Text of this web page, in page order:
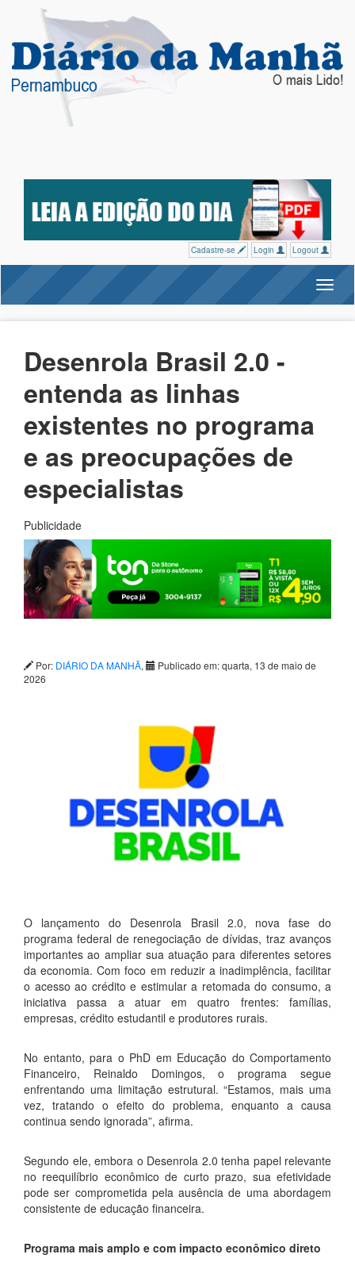
Cadastre-se Login Logout
Desenrola Brasil 2.0 -
entenda as linhas
existentes no programa
e as preocupações de
especialistas
Publicidade
Por: DIÁRIO DA MANHÃ,
Publicado em: quarta, 13 de maio de
2026
O lançamento do Desenrola Brasil 2.0, nova fase do
programa federal de renegociação de dívidas, traz avanços
importantes ao ampliar sua atuação para diferentes setores
da economia. Com foco em reduzir a inadimplência, facilitar
o acesso ao crédito e estimular a retomada do consumo, a
iniciativa passa a atuar em quatro frentes: famílias,
empresas, crédito estudantil e produtores rurais.
No entanto, para o PhD em Educação do Comportamento
Financeiro, Reinaldo Domingos, o programa segue
enfrentando uma limitação estrutural. “Estamos, mais uma
vez, tratando o efeito do problema, enquanto a causa
continua sendo ignorada”, afirma.
Segundo ele, embora o Desenrola 2.0 tenha papel relevante
no reequilíbrio econômico de curto prazo, sua efetividade
pode ser comprometida pela ausência de uma abordagem
consistente de educação financeira.
Programa mais amplo e com impacto econômico direto